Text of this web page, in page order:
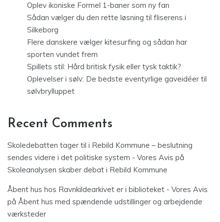
Oplev ikoniske Formel 1-baner som ny fan
Sådan vælger du den rette løsning til fliserens i
Silkeborg
Flere danskere vælger kitesurfing og sådan har
sporten vundet frem
Spillets stil: Hård britisk fysik eller tysk taktik?
Oplevelser i sølv: De bedste eventyrlige gaveidéer til
sølvbrylluppet
Recent Comments
Skoledebatten tager til i Rebild Kommune – beslutning
sendes videre i det politiske system - Vores Avis på
Skoleanalysen skaber debat i Rebild Kommune
Åbent hus hos Ravnkildearkivet er i biblioteket - Vores Avis
på Åbent hus med spændende udstillinger og arbejdende
værksteder